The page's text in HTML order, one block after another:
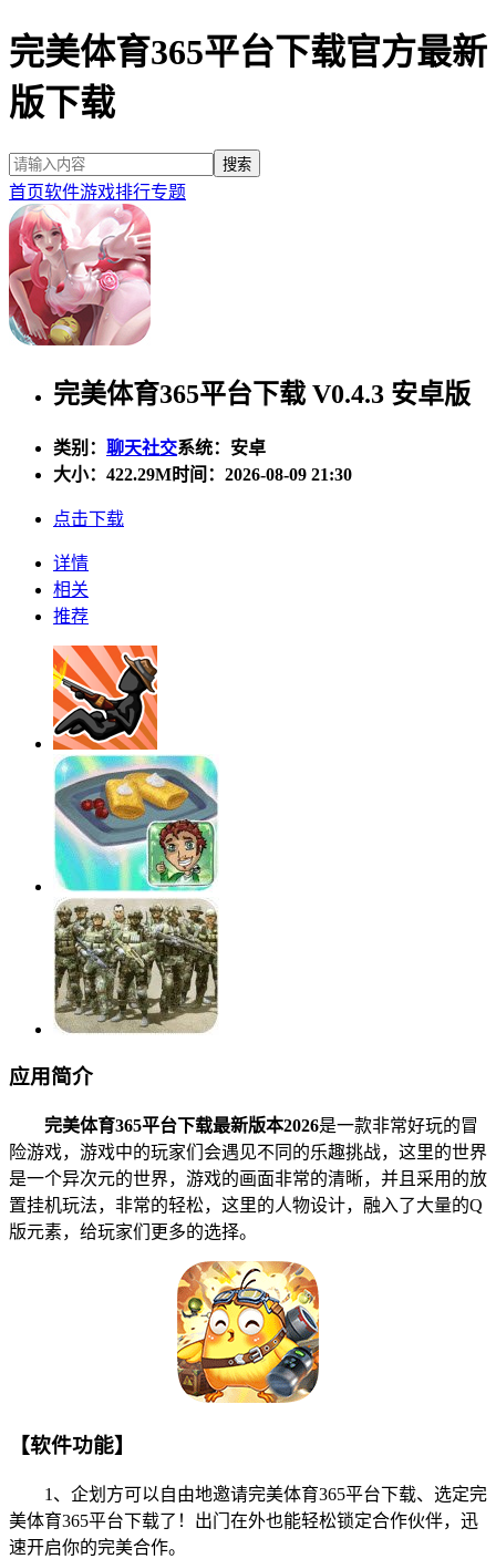
完美体育365平台下载官方最新
版下载
首页软件游戏排行专题
完美体育365平台下载 V0.4.3 安卓版
类别： 聊天社交系统：安卓
大小： 422.29M时间：2026-08-09 21:30
点击下载
详情
相关
推荐
应用简介
完美体育365平台下载最新版本2026是一款非常好玩的冒
险游戏，游戏中的玩家们会遇见不同的乐趣挑战，这里的世界
是一个异次元的世界，游戏的画面非常的清晰，并且采用的放
置挂机玩法，非常的轻松，这里的人物设计，融入了大量的Q
版元素，给玩家们更多的选择。
【软件功能】
1、企划方可以自由地邀请完美体育365平台下载、选定完
美体育365平台下载了！出门在外也能轻松锁定合作伙伴，迅
速开启你的完美合作。